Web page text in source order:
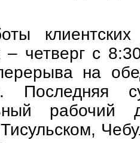
– четверг с
на
Последняя